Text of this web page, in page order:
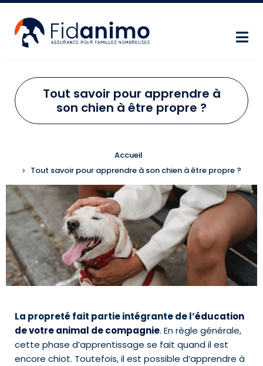
Aller au contenu principal
Tout savoir pour apprendre à
son chien à être propre ?
FIL D'ARIANE
Accueil
Tout savoir pour apprendre à son chien à être propre ?
La propreté fait partie intégrante de l’éducation
de votre animal de compagnie. En règle générale,
cette phase d’apprentissage se fait quand il est
encore chiot. Toutefois, il est possible d’apprendre à